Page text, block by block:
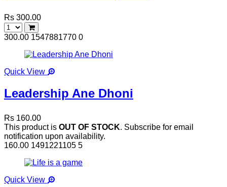
Rs 300.00
300.00 1547881770 0
Quick View
Leadership Ane Dhoni
Rs 160.00
This product is OUT OF STOCK. Subscribe for email
notification upon availability.
160.00 1491221105 5
Quick View